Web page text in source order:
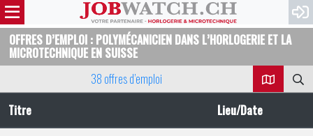
OFFRES D’EMPLOI : POLYMÉCANICIEN DANS L’HORLOGERIE ET LA
MICROTECHNIQUE EN SUISSE
38 offres d’emploi
Titre
Lieu/Date